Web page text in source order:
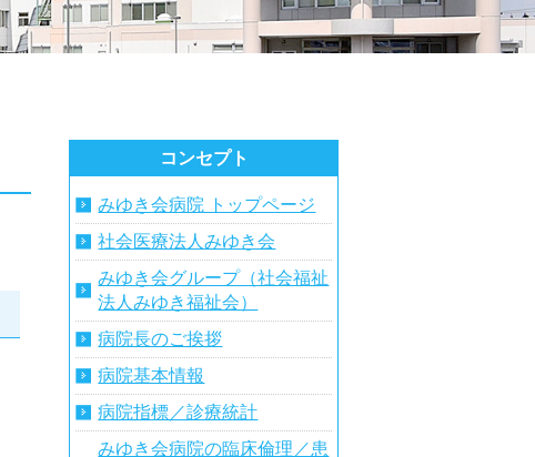
コンセプト
みゆき会病院 トップページ
社会医療法人みゆき会
みゆき会グループ（社会福祉
法人みゆき福祉会）
病院長のご挨拶
病院基本情報
病院指標／診療統計
みゆき会病院の臨床倫理／患